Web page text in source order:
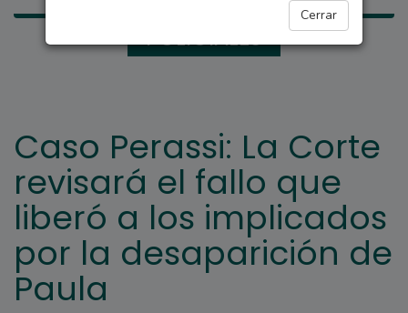
Cerrar
POLICIALES
Caso Perassi: La Corte
revisará el fallo que
liberó a los implicados
por la desaparición de
Paula